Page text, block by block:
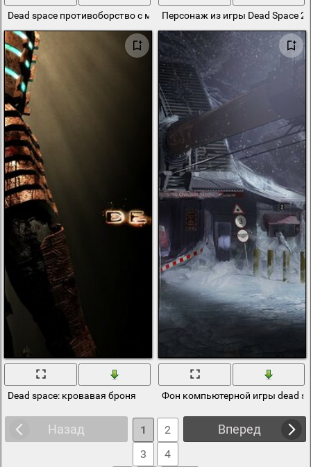
Dead space противоборство с монстрамиПерсонаж из игры Dead Space 2
Dead space: кровавая броня Фон компьютерной игры dead
Назад Вперед
1
2
3
4